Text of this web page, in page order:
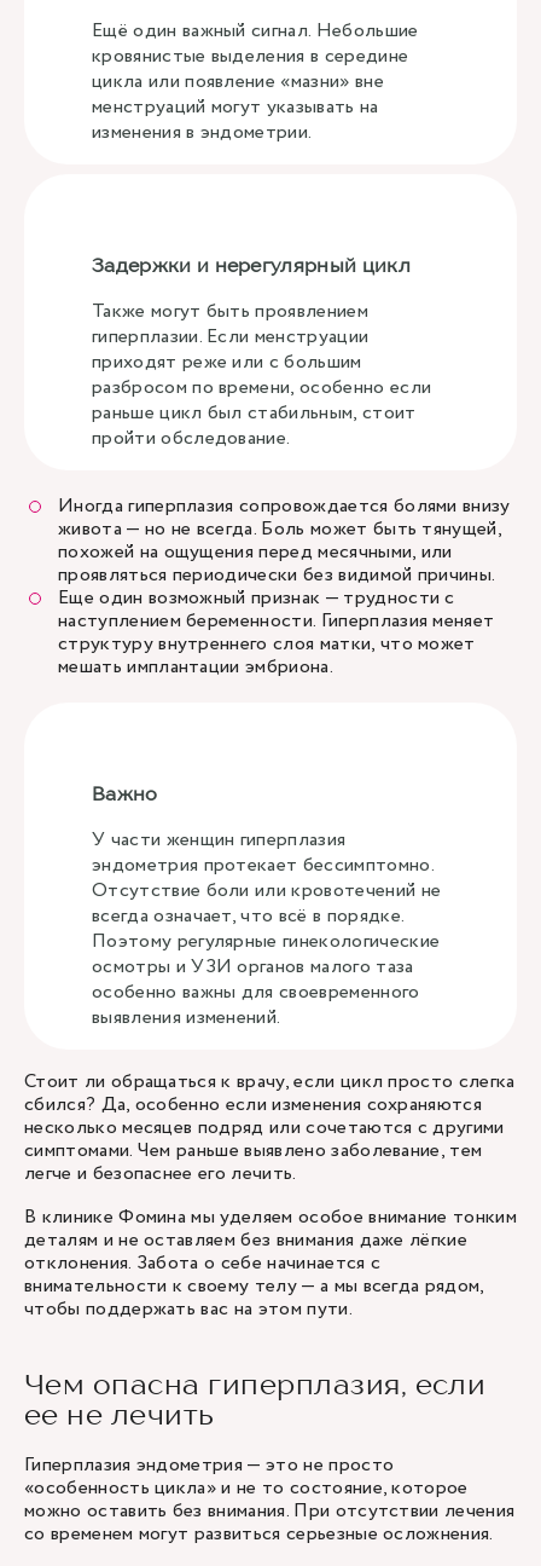
Ещё один важный сигнал. Небольшие
кровянистые выделения в середине
цикла или появление «мазни» вне
менструаций могут указывать на
изменения в эндометрии.
Задержки и нерегулярный цикл
Также могут быть проявлением
гиперплазии. Если менструации
приходят реже или с большим
разбросом по времени, особенно если
раньше цикл был стабильным, стоит
пройти обследование.
Иногда гиперплазия сопровождается болями внизу
живота — но не всегда. Боль может быть тянущей,
похожей на ощущения перед месячными, или
проявляться периодически без видимой причины.
Еще один возможный признак — трудности с
наступлением беременности. Гиперплазия меняет
структуру внутреннего слоя матки, что может
мешать имплантации эмбриона.
Важно
У части женщин гиперплазия
эндометрия протекает бессимптомно.
Отсутствие боли или кровотечений не
всегда означает, что всё в порядке.
Поэтому регулярные гинекологические
осмотры и УЗИ органов малого таза
особенно важны для своевременного
выявления изменений.
Стоит ли обращаться к врачу, если цикл просто слегка
сбился? Да, особенно если изменения сохраняются
несколько месяцев подряд или сочетаются с другими
симптомами. Чем раньше выявлено заболевание, тем
легче и безопаснее его лечить.
В клинике Фомина мы уделяем особое внимание тонким
деталям и не оставляем без внимания даже лёгкие
отклонения. Забота о себе начинается с
внимательности к своему телу — а мы всегда рядом,
чтобы поддержать вас на этом пути.
Чем опасна гиперплазия, если
ее не лечить
Гиперплазия эндометрия — это не просто
«особенность цикла» и не то состояние, которое
можно оставить без внимания. При отсутствии лечения
со временем могут развиться серьезные осложнения.